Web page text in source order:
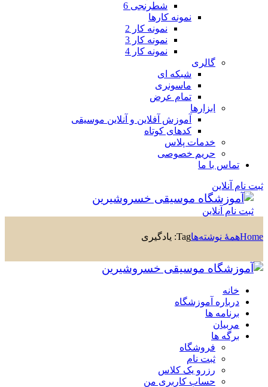
شطرنجی 6
نمونه کارها
نمونه کار 2
نمونه کار 3
نمونه کار 4
گالری
شبکه ای
ماسونری
تمام عرض
ابزارها
آموزش آفلاین و آنلاین موسیقی
کدهای کوتاه
خدمات پلاس
حریم خصوصی
تماس با ما
ثبت نام آنلاین
ثبت نام آنلاین
Homeهمهٔ نوشته‌هاTag: یادگیری
خانه
درباره آموزشگاه
برنامه ها
مربیان
برگه ها
فروشگاه
ثبت نام
رزرو یک کلاس
حساب کاربری من